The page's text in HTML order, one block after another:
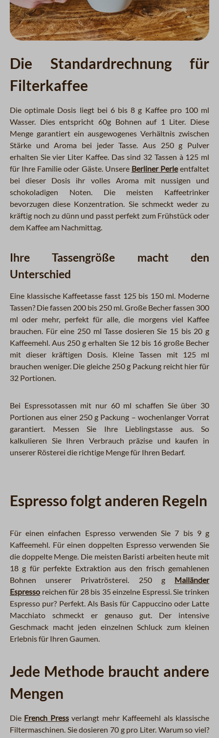
Die Standardrechnung für
Filterkaffee
Die optimale Dosis liegt bei 6 bis 8 g Kaffee pro 100 ml
Wasser. Dies entspricht 60g Bohnen auf 1 Liter. Diese
Menge garantiert ein ausgewogenes Verhältnis zwischen
Stärke und Aroma bei jeder Tasse. Aus 250 g Pulver
erhalten Sie vier Liter Kaffee. Das sind 32 Tassen à 125 ml
für Ihre Familie oder Gäste. Unsere Berliner Perleentfaltet
bei dieser Dosis ihr volles Aroma mit nussigen und
schokoladigen Noten. Die meisten Kaffeetrinker
bevorzugen diese Konzentration. Sie schmeckt weder zu
kräftig noch zu dünn und passt perfekt zum Frühstück oder
dem Kaffee am Nachmittag.
Ihre Tassengröße macht den
Unterschied
Eine klassische Kaffeetasse fasst 125 bis 150 ml. Moderne
Tassen? Die fassen 200 bis 250 ml. Große Becher fassen 300
ml oder mehr, perfekt für alle, die morgens viel Kaffee
brauchen. Für eine 250 ml Tasse dosieren Sie 15 bis 20 g
Kaffeemehl. Aus 250 g erhalten Sie 12 bis 16 große Becher
mit dieser kräftigen Dosis. Kleine Tassen mit 125 ml
brauchen weniger. Die gleiche 250 g Packung reicht hier für
32 Portionen.
Bei Espressotassen mit nur 60 ml schaffen Sie über 30
Portionen aus einer 250 g Packung – wochenlanger Vorrat
garantiert. Messen Sie Ihre Lieblingstasse aus. So
kalkulieren Sie Ihren Verbrauch präzise und kaufen in
unserer Rösterei die richtige Menge für Ihren Bedarf.
Espresso folgt anderen Regeln
Für einen einfachen Espresso verwenden Sie 7 bis 9 g
Kaffeemehl. Für einen doppelten Espresso verwenden Sie
die doppelte Menge. Die meisten Baristi arbeiten heute mit
18 g für perfekte Extraktion aus den frisch gemahlenen
Bohnen unserer Privatrösterei. 250 g Mailänder
Espresso reichen für 28 bis 35 einzelne Espressi. Sie trinken
Espresso pur? Perfekt. Als Basis für Cappuccino oder Latte
Macchiato schmeckt er genauso gut. Der intensive
Geschmack macht jeden einzelnen Schluck zum kleinen
Erlebnis für Ihren Gaumen.
Jede Methode braucht andere
Mengen
Die French Pressverlangt mehr Kaffeemehl als klassische
Filtermaschinen. Sie dosieren 70 g pro Liter. Warum so viel?